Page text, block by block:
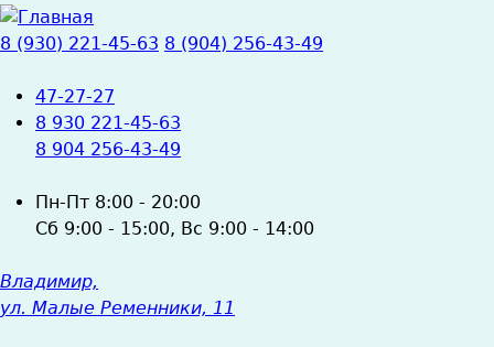
8 (930) 221-45-63 8 (904) 256-43-49
47-27-27
8 930 221-45-63
8 904 256-43-49
Пн-Пт 8:00 - 20:00
Сб 9:00 - 15:00, Вс 9:00 - 14:00
Владимир,
ул. Малые Ременники, 11